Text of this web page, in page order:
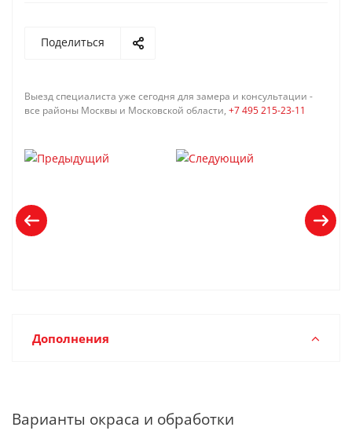
Поделиться
Выезд специалиста уже сегодня для замера и консультации -
все районы Москвы и Московской области, +7 495 215-23-11
Дополнения
Варианты окраса и обработки